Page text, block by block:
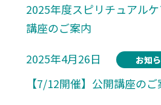
2025年度スピリチュアル
講座のご案内
2025年4月26日
お知
【7/12開催】公開講座のご